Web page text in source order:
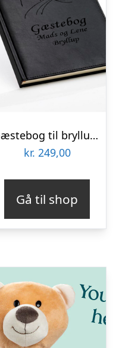
Gæstebog til bryllup – Sort – B5
kr. 249,00
Gå til shop